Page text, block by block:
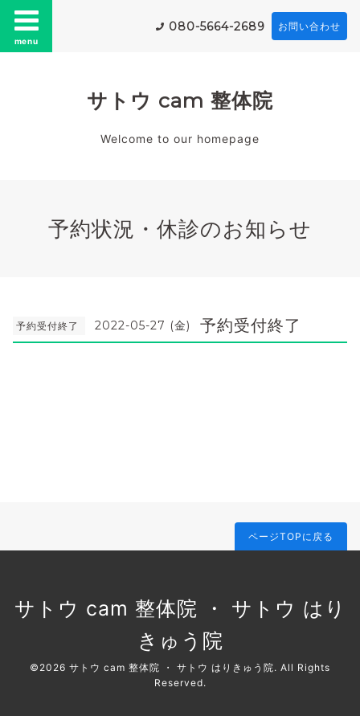
menu
080-5664-2689 お問い合わせ
サトウ cam 整体院
Welcome to our homepage
予約状況・休診のお知らせ
予約受付終了 2022-05-27 (金) 予約受付終了
ページTOPに戻る
サトウ cam 整体院 ・ サトウ はり
きゅう院
©2026 サトウ cam 整体院 ・ サトウ はりきゅう院. All Rights
Reserved.